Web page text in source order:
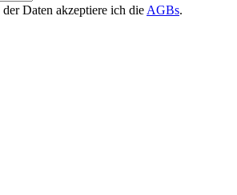
Daten akzeptiere ich die AGBs.